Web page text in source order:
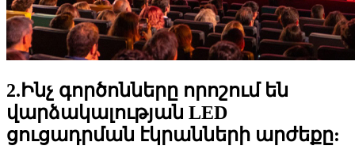
2.Ինչ գործոնները որոշում են
վարձակալության LED
ցուցադրման էկրանների արժեքը: